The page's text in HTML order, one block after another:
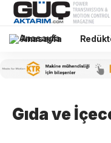
Anasayfa
Gıda ve